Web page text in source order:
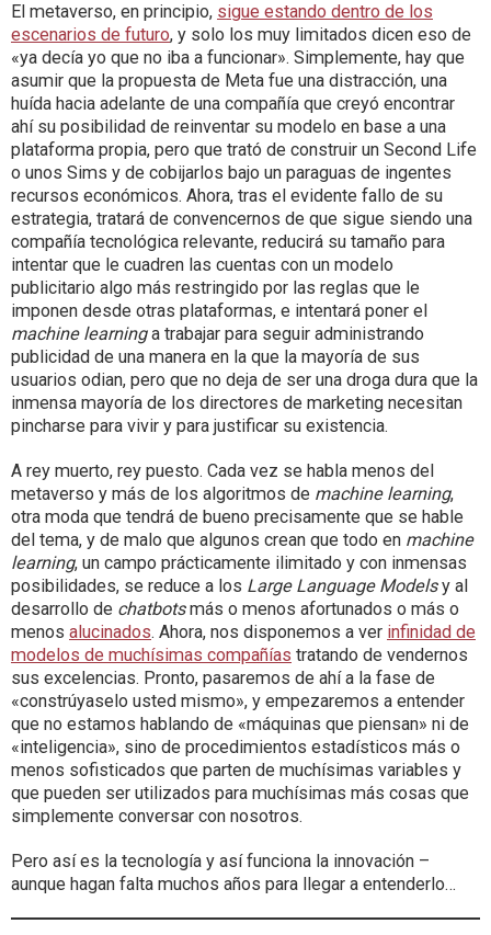
El metaverso, en principio, sigue estando dentro de los
escenarios de futuro, y solo los muy limitados dicen eso de
«ya decía yo que no iba a funcionar». Simplemente, hay que
asumir que la propuesta de Meta fue una distracción, una
huída hacia adelante de una compañía que creyó encontrar
ahí su posibilidad de reinventar su modelo en base a una
plataforma propia, pero que trató de construir un Second Life
o unos Sims y de cobijarlos bajo un paraguas de ingentes
recursos económicos. Ahora, tras el evidente fallo de su
estrategia, tratará de convencernos de que sigue siendo una
compañía tecnológica relevante, reducirá su tamaño para
intentar que le cuadren las cuentas con un modelo
publicitario algo más restringido por las reglas que le
imponen desde otras plataformas, e intentará poner el
machine learninga trabajar para seguir administrando
publicidad de una manera en la que la mayoría de sus
usuarios odian, pero que no deja de ser una droga dura que la
inmensa mayoría de los directores de marketing necesitan
pincharse para vivir y para justificar su existencia.
A rey muerto, rey puesto. Cada vez se habla menos del
metaverso y más de los algoritmos de machine learning,
otra moda que tendrá de bueno precisamente que se hable
del tema, y de malo que algunos crean que todo en machine
learning, un campo prácticamente ilimitado y con inmensas
posibilidades, se reduce a los Large Language Modelsy al
desarrollo de chatbotsmás o menos afortunados o más o
menos alucinados. Ahora, nos disponemos a ver infinidad de
modelos de muchísimas compañías tratando de vendernos
sus excelencias. Pronto, pasaremos de ahí a la fase de
«constrúyaselo usted mismo», y empezaremos a entender
que no estamos hablando de «máquinas que piensan» ni de
«inteligencia», sino de procedimientos estadísticos más o
menos sofisticados que parten de muchísimas variables y
que pueden ser utilizados para muchísimas más cosas que
simplemente conversar con nosotros.
Pero así es la tecnología y así funciona la innovación –
aunque hagan falta muchos años para llegar a entenderlo…